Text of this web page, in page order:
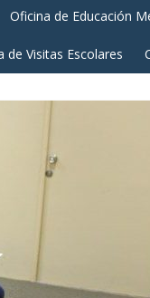
Oficina de Educación
de Visitas Escolares